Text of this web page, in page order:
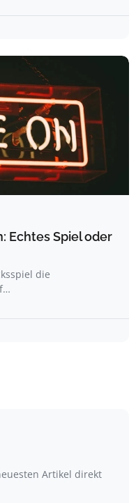
Echtes Spiel oder
die
Artikel direkt